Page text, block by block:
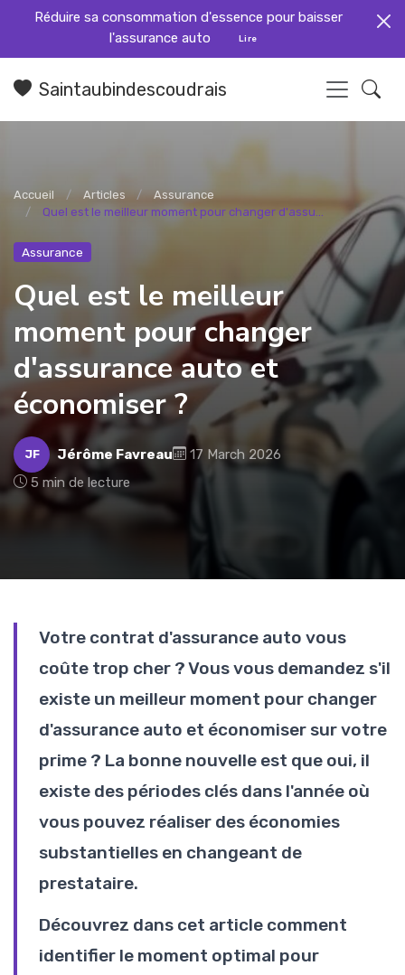
Réduire sa consommation d'essence pour baisser
l'assurance auto
Lire
Saintaubindescoudrais
Accueil Articles
Assurance
Quel est le meilleur moment pour changer d'assu...
Assurance
Quel est le meilleur
moment pour changer
d'assurance auto et
économiser ?
JF Jérôme Favreau
17 March 2026
5 min de lecture
Votre contrat d'assurance auto vous
coûte trop cher ? Vous vous demandez s'il
existe un meilleur moment pour changer
d'assurance auto et économiser sur votre
prime ? La bonne nouvelle est que oui, il
existe des périodes clés dans l'année où
vous pouvez réaliser des économies
substantielles en changeant de
prestataire.
Découvrez dans cet article comment
identifier le moment optimal pour